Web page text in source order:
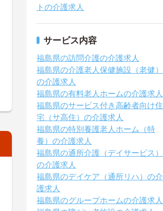
トの介護求人
サービス内容
福島県の訪問介護の介護求人
福島県の介護老人保健施設（老健）
の介護求人
福島県の有料老人ホームの介護求人
福島県のサービス付き高齢者向け住
宅（サ高住）の介護求人
福島県の特別養護老人ホーム（特
養）の介護求人
福島県の通所介護（デイサービス）
の介護求人
福島県のデイケア（通所リハ）の介
護求人
福島県のグループホームの介護求人